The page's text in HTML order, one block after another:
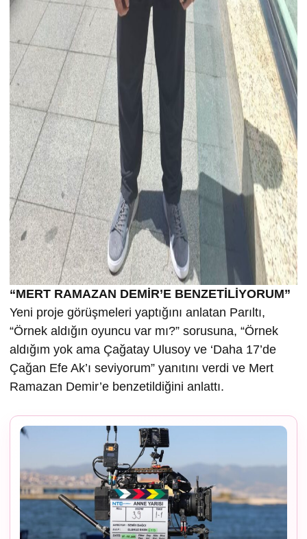
“MERT RAMAZAN DEMİR’E BENZETİLİYORUM”
Yeni proje görüşmeleri yaptığını anlatan Parıltı,
“Örnek aldığın oyuncu var mı?” sorusuna, “Örnek
aldığım yok ama Çağatay Ulusoy ve ‘Daha 17’de
Çağan Efe Ak’ı seviyorum” yanıtını verdi ve Mert
Ramazan Demir’e benzetildiğini anlattı.